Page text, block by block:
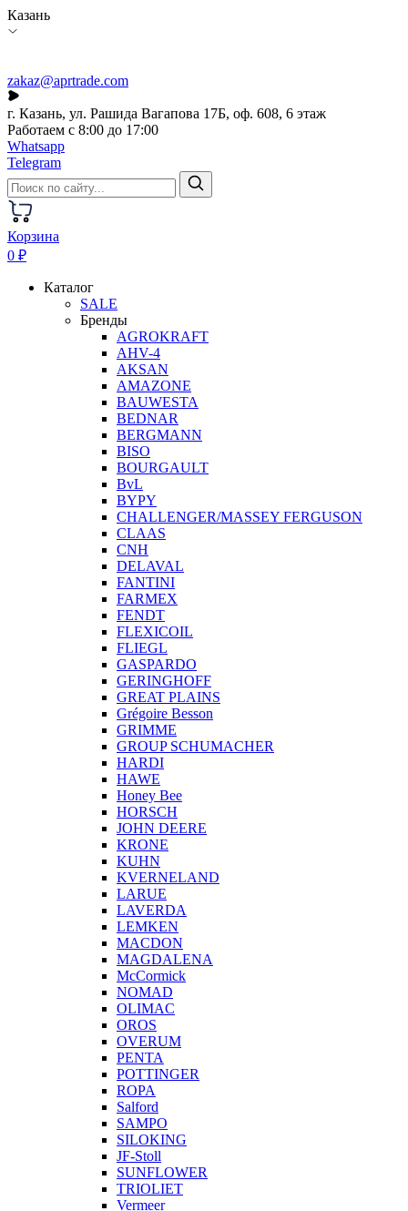
Казань
zakaz@aprtrade.com
г. Казань, ул. Рашида Вагапова 17Б, оф. 608, 6 этаж
Работаем с 8:00 до 17:00
Whatsapp
Telegram
Корзина
0 ₽
Каталог
SALE
Бренды
AGROKRAFT
AHV-4
AKSAN
AMAZONE
BAUWESTA
BEDNAR
BERGMANN
BISO
BOURGAULT
BvL
BYPY
CHALLENGER/MASSEY FERGUSON
CLAAS
CNH
DELAVAL
FANTINI
FARMEX
FENDT
FLEXICOIL
FLIEGL
GASPARDO
GERINGHOFF
GREAT PLAINS
Grégoire Besson
GRIMME
GROUP SCHUMACHER
HARDI
HAWE
Honey Bee
HORSCH
JOHN DEERE
KRONE
KUHN
KVERNELAND
LARUE
LAVERDA
LEMKEN
MACDON
MAGDALENA
McCormick
NOMAD
OLIMAC
OROS
OVERUM
PENTA
POTTINGER
ROPA
Salford
SAMPO
SILOKING
JF-Stoll
SUNFLOWER
TRIOLIET
Vermeer